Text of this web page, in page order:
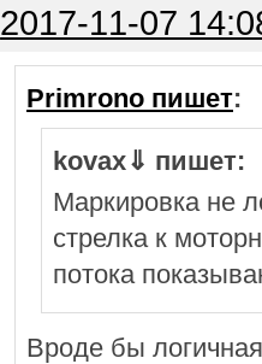
2017-11-07
Primrono пишет:
kovax⇓ пишет:
Маркировка не
стрелка к
потока
Вроде бы